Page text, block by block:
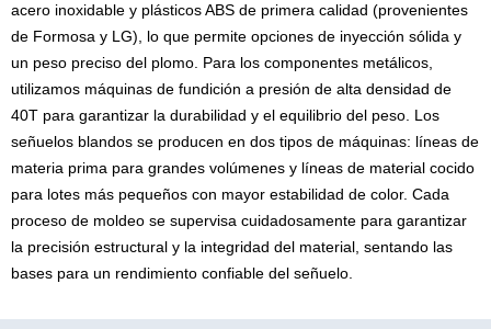
acero inoxidable y plásticos ABS de primera calidad (provenientes
de Formosa y LG), lo que permite opciones de inyección sólida y
un peso preciso del plomo. Para los componentes metálicos,
utilizamos máquinas de fundición a presión de alta densidad de
40T para garantizar la durabilidad y el equilibrio del peso. Los
señuelos blandos se producen en dos tipos de máquinas: líneas de
materia prima para grandes volúmenes y líneas de material cocido
para lotes más pequeños con mayor estabilidad de color. Cada
proceso de moldeo se supervisa cuidadosamente para garantizar
la precisión estructural y la integridad del material, sentando las
bases para un rendimiento confiable del señuelo.